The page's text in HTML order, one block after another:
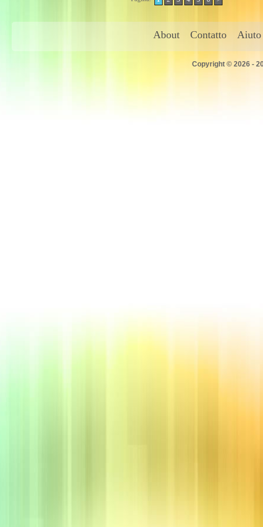
About Contatto Aiuto
Copyright © 2026 -